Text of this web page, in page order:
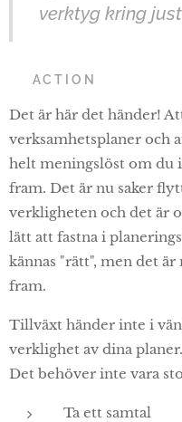
verktyg kring
🚀 ACTION
Det är här det händer!
verksamhetsplaner och
helt meningslöst om du
fram. Det är nu saker
verkligheten och det är
lätt att fastna i
kännas "rätt", men det
fram.
Tillväxt händer inte i
verklighet av dina planer.
Det behöver inte vara
Ta ett samtal